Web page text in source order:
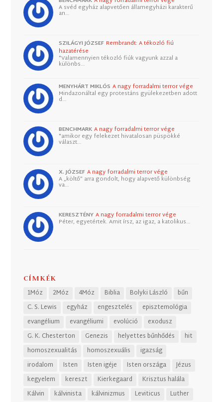
A svéd egyház alapvetően államegyházi karakterű
an…
SZILÁGYI JÓZSEF Rembrandt: A tékozló fiú
hazatérése
"Valamennyien tékozló fiúk vagyunk azzal a
különbs…
MENYHÁRT MIKLÓS A nagy forradalmi terror vége
Mindazonáltal egy protestáns gyülekezetben adott
d…
BENCHMARK A nagy forradalmi terror vége
"amikor egy felekezet hivatalosan püspökké
választ…
X. JÓZSEF A nagy forradalmi terror vége
A „költő” arra gondolt, hogy alapvető különbség
va…
KERESZTÉNY A nagy forradalmi terror vége
Péter, egyetértek. Amit írsz, az igaz, a katolikus…
CÍMKÉK
1Móz 2Móz 4Móz Biblia Bolyki László
bűn
C. S. Lewis
egyház engesztelés
episztemológia
evangélium
evangéliumi evolúció
exodusz
G. K. Chesterton
Genezis helyettes bűnhődés
hit
homoszexualitás
homoszexuális
igazság
irodalom
Isten Isten igéje Isten országa
Jézus
kegyelem
kereszt Kierkegaard
Krisztus halála
Kálvin
kálvinista kálvinizmus Leviticus Luther